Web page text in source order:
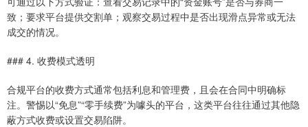
致；要求平台提供交割单；观察交易过程中是否出现滑点异常或无法
成交的情况。
### 4. 收费模式透明
合规平台的收费方式通常包括利息和管理费，且会在合同中明确标
注。警惕以“免息”“零手续费”为噱头的平台，这类平台往往通过其他隐
蔽方式收费或设置交易陷阱。